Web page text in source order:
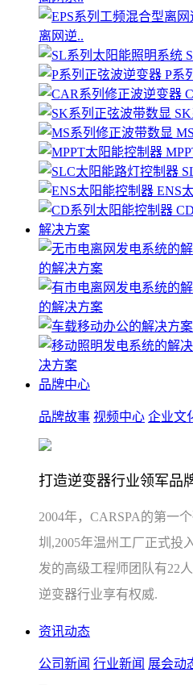
离网逆..
P系
ENS
解决方案
的解决方案
的解决方案
决方案
品牌中心
品牌故事 视频中心 企业文
打造逆变器行业领军品
2004年，CARSPA的第一
圳,2005年温州工厂正式投
发的高级工程师团队有22
逆变器行业享有权威.
资讯动态
公司新闻 行业新闻 展会动